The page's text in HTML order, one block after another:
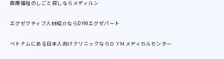
医療福祉のしごと探しならメディルン
エグゼクティブ人材紹介ならDYMエグゼパート
ベトナムにある日本人向けクリニックならＤＹＭメディカルセンター